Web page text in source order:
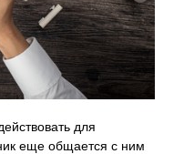
для
еще общается с ним